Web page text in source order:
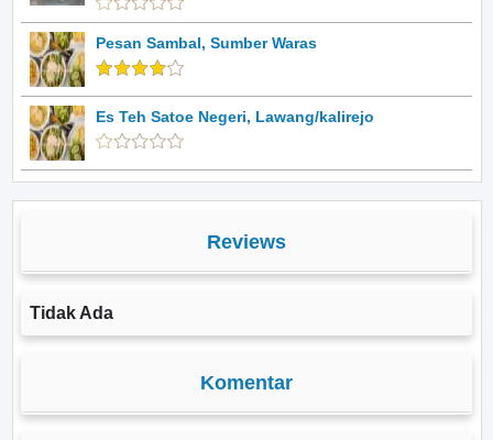
Pesan Sambal, Sumber Waras
Es Teh Satoe Negeri, Lawang/kalirejo
Reviews
Tidak Ada
Komentar